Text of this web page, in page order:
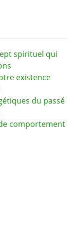
spirituel qui
existence
du passé
comportement